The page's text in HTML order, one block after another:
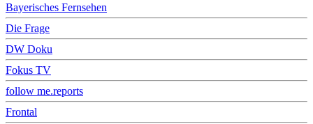
Bayerisches Fernsehen
Die Frage
DW Doku
Fokus TV
follow me.reports
Frontal